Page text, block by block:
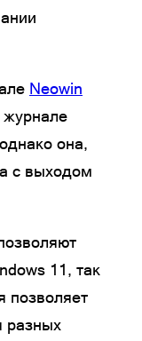
Neowin
журнале
она,
с выходом
11, так
позволяет
разных